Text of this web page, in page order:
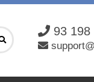
93 198